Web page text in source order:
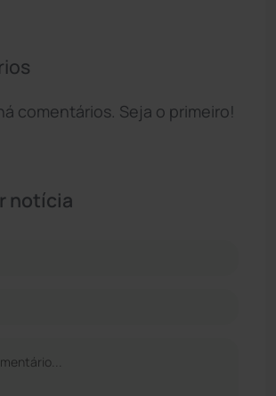
comentários. Seja o primeiro!
notícia